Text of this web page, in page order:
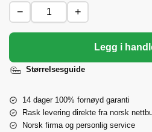
− +
Legg i
Størrelsesguide
14 dager 100% fornøyd garanti
Rask levering direkte fra norsk
Norsk firma og personlig service